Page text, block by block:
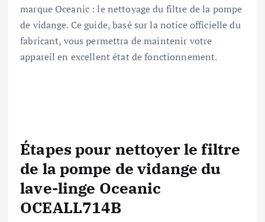
marque Oceanic : le nettoyage du filtre de la pompe
de vidange. Ce guide, basé sur la notice officielle du
fabricant, vous permettra de maintenir votre
appareil en excellent état de fonctionnement.
Étapes pour nettoyer le filtre
de la pompe de vidange du
lave-linge Oceanic
OCEALL714B